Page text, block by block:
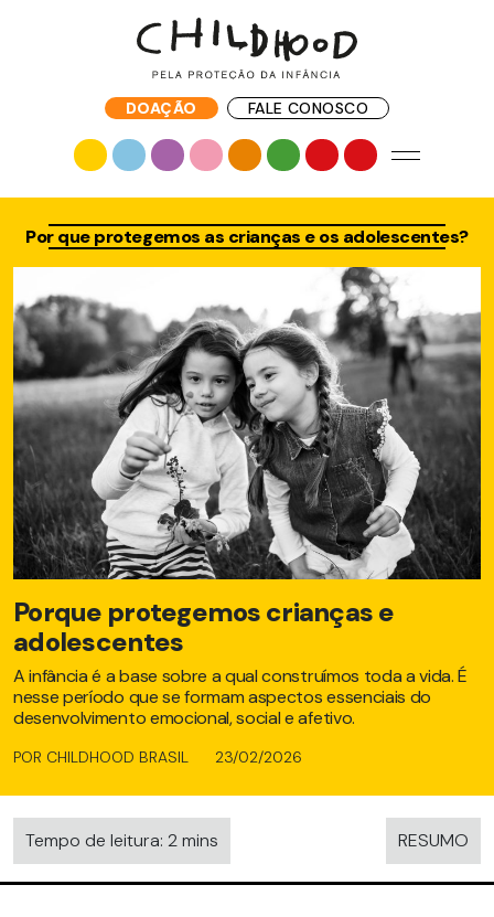
DOAÇÃO FALE CONOSCO
Porque protegemos crianças e
adolescentes
A infância é a base sobre a qual construímos toda a vida. É
nesse período que se formam aspectos essenciais do
desenvolvimento emocional, social e afetivo.
POR CHILDHOOD BRASIL 23/02/2026
Por que protegemos as crianças e os adolescentes?
Tempo de leitura: 2 mins RESUMO